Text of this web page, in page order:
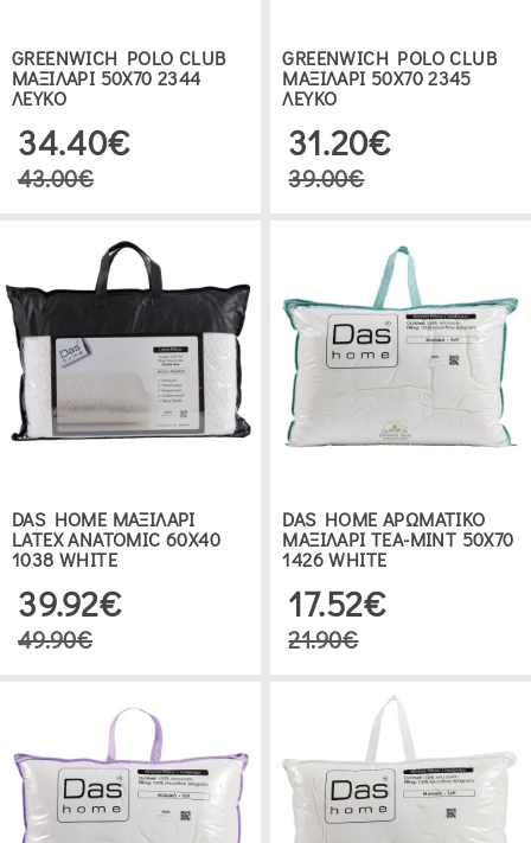
GREENWICH POLO CLUB
ΜΑΞΙΛΑΡΙ 50Χ70 2344
ΛΕΥΚΟ
34.40€
43.00€
GREENWICH POLO CLUB
ΜΑΞΙΛΑΡΙ 50Χ70 2345
ΛΕΥΚΟ
31.20€
39.00€
DAS HOME ΜΑΞΙΛΑΡΙ
LATEX ANATOMIC 60X40
1038 WHITE
39.92€
49.90€
DAS HOME ΑΡΩΜΑΤΙΚΟ
ΜΑΞΙΛΑΡΙ TEA-MINT 50Χ70
1426 WHITE
17.52€
21.90€